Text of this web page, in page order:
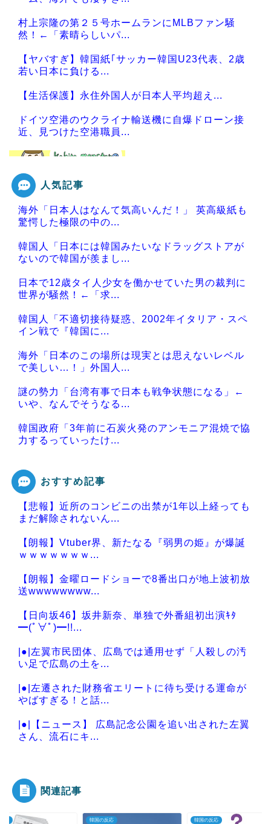
村上宗隆の第２５号ホームランにMLBファン騒
然！←「素晴らしいパ...
【ヤバすぎ】韓国紙｢サッカー韓国U23代表、2歳
若い日本に負ける...
【生活保護】永住外国人が日本人平均超え...
ドイツ空港のウクライナ輸送機に自爆ドローン接
近、見つけた空港職員...
Powered by livedoor 相互RSS
人気記事
海外「日本人はなんて気高いんだ！」 英高級紙も
驚愕した極限の中の...
韓国人「日本には韓国みたいなドラッグストアが
ないので韓国が羨まし...
日本で12歳タイ人少女を働かせていた男の裁判に
世界が騒然！←「求...
韓国人「不適切接待疑惑、2002年イタリア・スペ
イン戦で『韓国に...
海外「日本のこの場所は現実とは思えないレベル
で美しい…！」外国人...
謎の勢力「台湾有事で日本も戦争状態になる」←
いや、なんでそうなる...
韓国政府「3年前に石炭火発のアンモニア混焼で協
力するっていったけ...
Powered by livedoor 相互RSS
おすすめ記事
【悲報】近所のコンビニの出禁が1年以上経っても
まだ解除されないん...
【朗報】Vtuber界、新たなる『弱男の姫』が爆誕
ｗｗｗｗｗｗｗ...
【朗報】金曜ロードショーで8番出口が地上波初放
送wwwwwwww...
【日向坂46】坂井新奈、単独で外番組初出演ｷﾀ
━(ﾟ∀ﾟ)━!!...
|●|左翼市民団体、広島では通用せず「人殺しの汚
い足で広島の土を...
|●|左遷された財務省エリートに待ち受ける運命が
やばすぎる！と話...
|●|【ニュース】 広島記念公園を追い出された左翼
さん、流石にキ...
関連記事
反応 韓国の反応 韓国の反応